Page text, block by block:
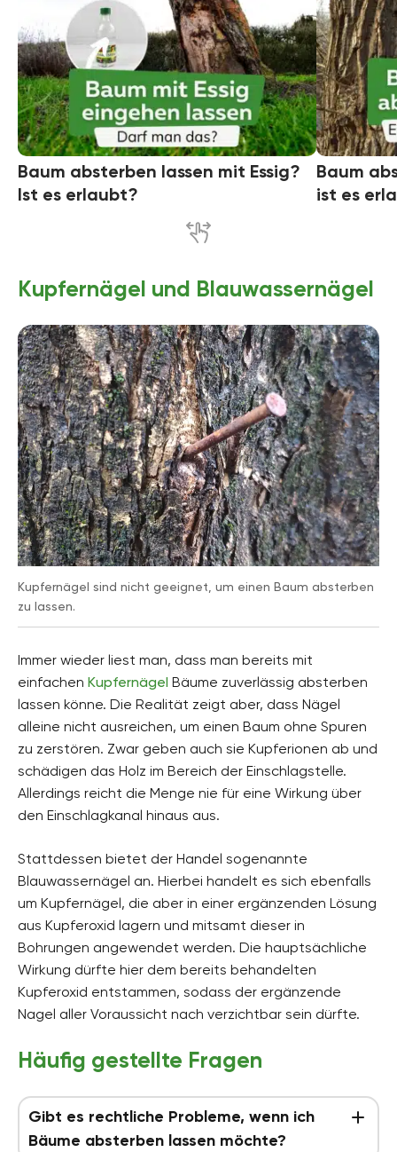
Baum absterben lassen mit Essig?
Ist es erlaubt?
Baum
ist es
Kupfernägel und Blauwassernägel
Kupfernägel sind nicht geeignet, um einen Baum absterben
zu lassen.
Immer wieder liest man, dass man bereits mit
einfachen Kupfernägel Bäume zuverlässig absterben
lassen könne. Die Realität zeigt aber, dass Nägel
alleine nicht ausreichen, um einen Baum ohne Spuren
zu zerstören. Zwar geben auch sie Kupferionen ab und
schädigen das Holz im Bereich der Einschlagstelle.
Allerdings reicht die Menge nie für eine Wirkung über
den Einschlagkanal hinaus aus.
Stattdessen bietet der Handel sogenannte
Blauwassernägel an. Hierbei handelt es sich ebenfalls
um Kupfernägel, die aber in einer ergänzenden Lösung
aus Kupferoxid lagern und mitsamt dieser in
Bohrungen angewendet werden. Die hauptsächliche
Wirkung dürfte hier dem bereits behandelten
Kupferoxid entstammen, sodass der ergänzende
Nagel aller Voraussicht nach verzichtbar sein dürfte.
Häufig gestellte Fragen
Gibt es rechtliche Probleme, wenn ich
Bäume absterben lassen möchte?